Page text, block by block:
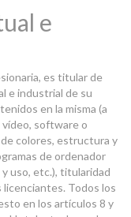
e
es titular de
e industrial de su
en la misma (a
software o
colores, estructura y
de ordenador
uso, etc.), titularidad
Todos los
en los artículos 8 y